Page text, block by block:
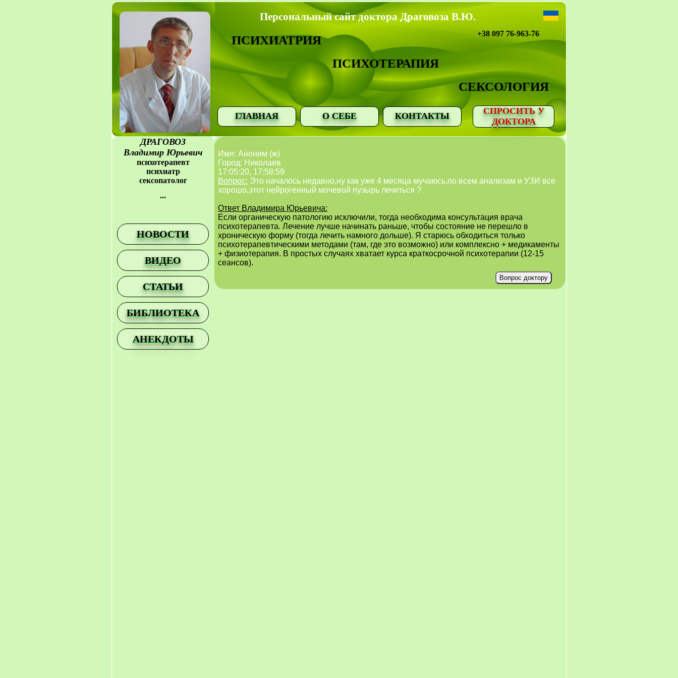
Персональный сайт доктора Драговоза В.Ю.
+38 097 76-963-76
ПСИХИАТРИЯ
ПСИХОТЕРАПИЯ
СЕКСОЛОГИЯ
ГЛАВНАЯ О СЕБЕ КОНТАКТЫ
СПРОСИТЬ У
ДОКТОРА
ДРАГОВОЗ
Владимир Юрьевич
психотерапевт
психиатр
сексопатолог
...
НОВОСТИ
ВИДЕО
СТАТЬИ
БИБЛИОТЕКА
АНЕКДОТЫ
Имя: Аноним (ж)
Город: Николаев
17:05:20, 17:58:59
Вопрос: Это началось недавно,ну как уже 4 месяца мучаюсь,по всем анализам и УЗИ все
хорошо,этот нейрогенный мочевой пузырь лечиться ?
Ответ Владимира Юрьевича:
Если органическую патологию исключили, тогда необходима консультация врача
психотерапевта. Лечение лучше начинать раньше, чтобы состояние не перешло в
хроническую форму (тогда лечить намного дольше). Я старюсь обходиться только
психотерапевтическими методами (там, где это возможно) или комплексно + медикаменты
+ физиотерапия. В простых случаях хватает курса краткосрочной психотерапии (12-15
сеансов).